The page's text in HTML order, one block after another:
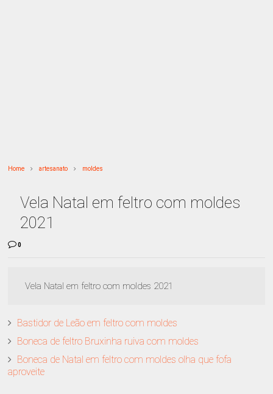
Home artesanato moldes
Vela Natal em feltro com moldes
2021
0
Vela Natal em feltro com moldes 2021
Bastidor de Leão em feltro com moldes
Boneca de feltro Bruxinha ruiva com moldes
Boneca de Natal em feltro com moldes olha que fofa
aproveite